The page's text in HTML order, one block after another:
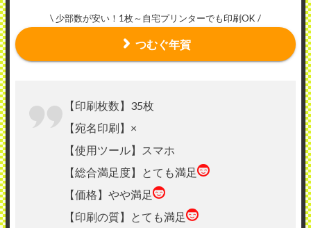
\ 少部数が安い！1枚～自宅プリンターでも印刷OK /
つむぐ年賀
【印刷枚数】35枚
【宛名印刷】×
【使用ツール】スマホ
【総合満足度】とても満足
【価格】やや満足
【印刷の質】とても満足